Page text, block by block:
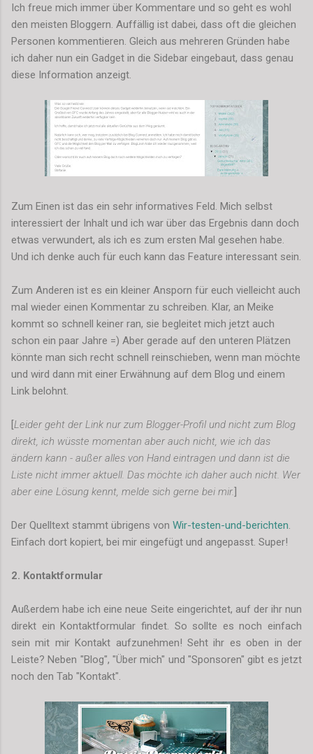
Ich freue mich immer über Kommentare und so geht es wohl
den meisten Bloggern. Auffällig ist dabei, dass oft die gleichen
Personen kommentieren. Gleich aus mehreren Gründen habe
ich daher nun ein Gadget in die Sidebar eingebaut, dass genau
diese Information anzeigt.
Zum Einen ist das ein sehr informatives Feld. Mich selbst
interessiert der Inhalt und ich war über das Ergebnis dann doch
etwas verwundert, als ich es zum ersten Mal gesehen habe.
Und ich denke auch für euch kann das Feature interessant sein.
Zum Anderen ist es ein kleiner Ansporn für euch vielleicht auch
mal wieder einen Kommentar zu schreiben. Klar, an Meike
kommt so schnell keiner ran, sie begleitet mich jetzt auch
schon ein paar Jahre =) Aber gerade auf den unteren Plätzen
könnte man sich recht schnell reinschieben, wenn man möchte
und wird dann mit einer Erwähnung auf dem Blog und einem
Link belohnt.
[Leider geht der Link nur zum Blogger-Profil und nicht zum Blog
direkt, ich wüsste momentan aber auch nicht, wie ich das
ändern kann - außer alles von Hand eintragen und dann ist die
Liste nicht immer aktuell. Das möchte ich daher auch nicht. Wer
aber eine Lösung kennt, melde sich gerne bei mir.]
Der Quelltext stammt übrigens von Wir-testen-und-berichten
Einfach dort kopiert, bei mir eingefügt und angepasst. Super!
2. Kontaktformular
Außerdem habe ich eine neue Seite eingerichtet, auf der ihr nun
direkt ein Kontaktformular findet. So sollte es noch einfach
sein mit mir Kontakt aufzunehmen! Seht ihr es oben in der
Leiste? Neben "Blog", "Über mich" und "Sponsoren" gibt es jetzt
noch den Tab "Kontakt".